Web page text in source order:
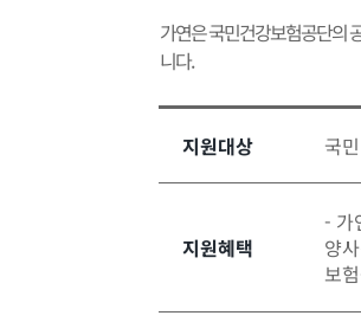
가연은 국민건강보험공단의
니다.
지원대상 국
지원혜택
- 가
양
보